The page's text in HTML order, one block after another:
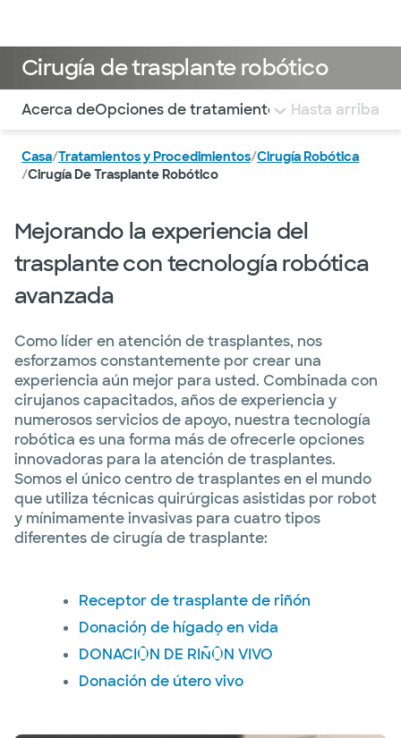
Cirugía de trasplante robótico
Utilice esta navegación para saltar rápidamente a
Acerca deOpciones de tratamientoDónde recibir
Hasta arriba
Casa/Tratamientos y Procedimientos/Cirugía Robótica
/Cirugía De Trasplante Robótico
Mejorando la experiencia del
trasplante con tecnología robótica
avanzada
Como líder en atención de trasplantes, nos
esforzamos constantemente por crear una
experiencia aún mejor para usted. Combinada con
cirujanos capacitados, años de experiencia y
numerosos servicios de apoyo, nuestra tecnología
robótica es una forma más de ofrecerle opciones
innovadoras para la atención de trasplantes.
Somos el único centro de trasplantes en el mundo
que utiliza técnicas quirúrgicas asistidas por robot
y mínimamente invasivas para cuatro tipos
diferentes de cirugía de trasplante:
Receptor de trasplante de riñón
Donación de hígado en vida
DONACIÓN DE RIÑÓN VIVO
Donación de útero vivo